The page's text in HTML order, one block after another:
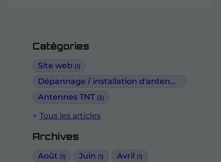
Catégories
Site web (1)
Dépannage / installation d'antennes
Antennes TNT (3)
Tous les articles
Archives
Août (1) Juin (1) Avril (1)